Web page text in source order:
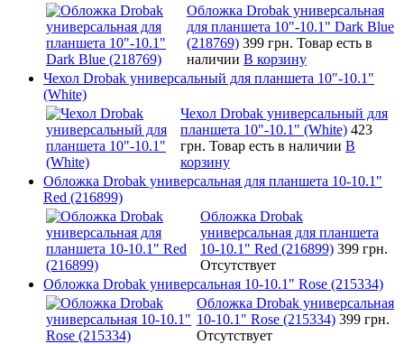
Обложка Drobak универсальная
для планшета 10"-10.1" Dark Blue
(218769) 399 грн. Товар есть в
наличии В корзину
Чехол Drobak универсальный для планшета 10"-10.1"
(White)
Чехол Drobak универсальный для
планшета 10"-10.1" (White) 423
грн. Товар есть в наличии В
корзину
Обложка Drobak универсальная для планшета 10-10.1"
Red (216899)
Обложка Drobak
универсальная для планшета
10-10.1" Red (216899) 399 грн.
Отсутствует
Обложка Drobak универсальная 10-10.1" Rose (215334)
Обложка Drobak универсальная
10-10.1" Rose (215334) 399 грн.
Отсутствует